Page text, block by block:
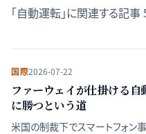
「自動運転」に関連する記事
国際2026-07-22
ファーウェイが仕掛ける
に勝つという道
米国の制裁下でスマートフォン